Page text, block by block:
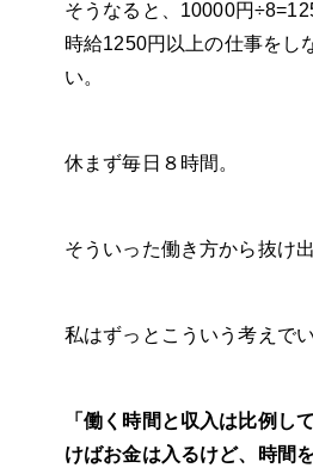
そうなると、10000円
時給1250円以上の仕事をし
い。
休まず毎日８時間。
そういった働き方から抜け
私はずっとこういう考えでい
「働く時間と収入は比例し
けばお金は入るけど、時間